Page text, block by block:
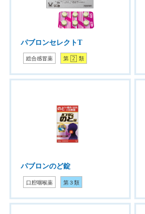
パブロンセレクトT
総合感冒薬 第 2 類
パブロンのど錠
口腔咽喉薬 第３類